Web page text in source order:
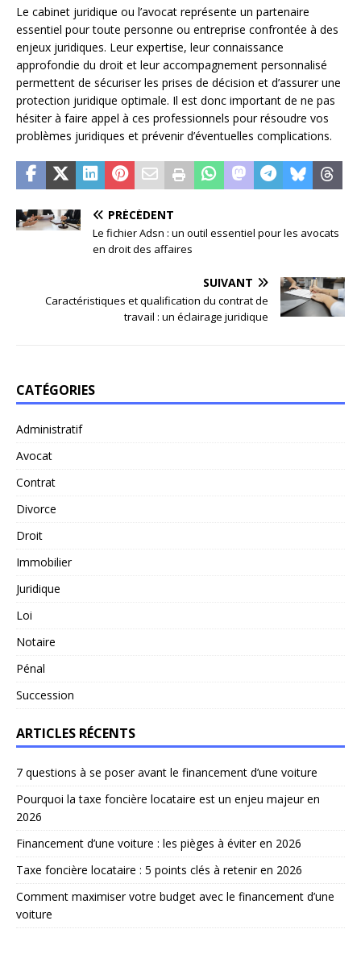
Le cabinet juridique ou l’avocat représente un partenaire
essentiel pour toute personne ou entreprise confrontée à des
enjeux juridiques. Leur expertise, leur connaissance
approfondie du droit et leur accompagnement personnalisé
permettent de sécuriser les prises de décision et d’assurer une
protection juridique optimale. Il est donc important de ne pas
hésiter à faire appel à ces professionnels pour résoudre vos
problèmes juridiques et prévenir d’éventuelles complications.
PRÉCÉDENT
Le fichier Adsn : un outil essentiel pour les avocats
en droit des affaires
SUIVANT
Caractéristiques et qualification du contrat de
travail : un éclairage juridique
CATÉGORIES
Administratif
Avocat
Contrat
Divorce
Droit
Immobilier
Juridique
Loi
Notaire
Pénal
Succession
ARTICLES RÉCENTS
7 questions à se poser avant le financement d’une voiture
Pourquoi la taxe foncière locataire est un enjeu majeur en
2026
Financement d’une voiture : les pièges à éviter en 2026
Taxe foncière locataire : 5 points clés à retenir en 2026
Comment maximiser votre budget avec le financement d’une
voiture